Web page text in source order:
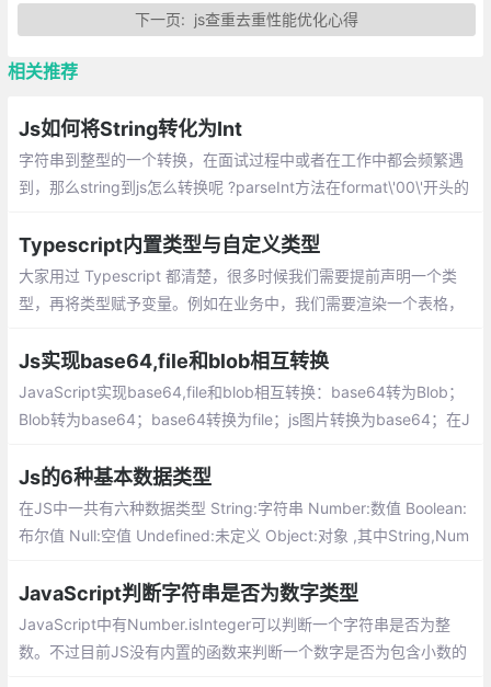
下一页: js查重去重性能优化心得
相关推荐
Js如何将String转化为Int
字符串到整型的一个转换，在面试过程中或者在工作中都会频繁遇
到，那么string到js怎么转换呢 ?parseInt方法在format\'00\'开头的
Typescript内置类型与自定义类型
大家用过 Typescript 都清楚，很多时候我们需要提前声明一个类
型，再将类型赋予变量。例如在业务中，我们需要渲染一个表格，
Js实现base64,file和blob相互转换
JavaScript实现base64,file和blob相互转换：base64转为Blob；
Blob转为base64；base64转换为file；js图片转换为base64；在J
Js的6种基本数据类型
在JS中一共有六种数据类型 String:字符串 Number:数值 Boolean:
布尔值 Null:空值 Undefined:未定义 Object:对象 ,其中String,Num
数据类型
JavaScript判断字符串是否为数字类型
JavaScript中有Number.isInteger可以判断一个字符串是否为整
数。不过目前JS没有内置的函数来判断一个数字是否为包含小数的